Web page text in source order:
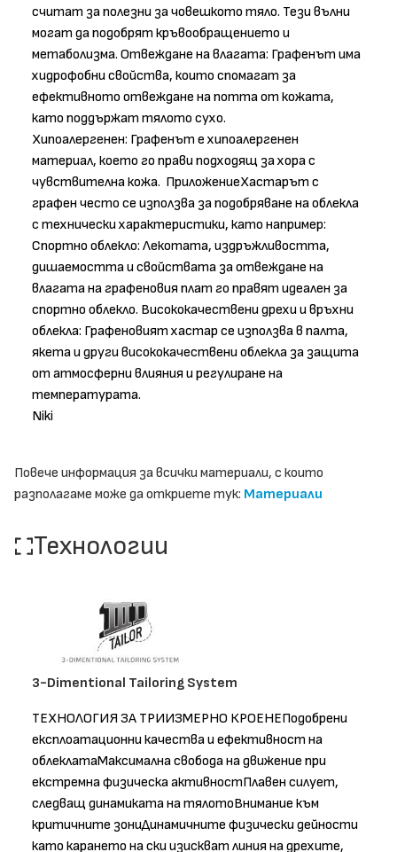
считат за полезни за човешкото тяло. Тези вълни
могат да подобрят кръвообращението и
метаболизма. Отвеждане на влагата: Графенът има
хидрофобни свойства, които спомагат за
ефективното отвеждане на потта от кожата,
като поддържат тялото сухо.
Хипоалергенен: Графенът е хипоалергенен
материал, което го прави подходящ за хора с
чувствителна кожа. ПриложениеХастарът с
графен често се използва за подобряване на облекла
с технически характеристики, като например:
Спортно облекло: Лекотата, издръжливостта,
дишаемостта и свойствата за отвеждане на
влагата на графеновия плат го правят идеален за
спортно облекло. Висококачествени дрехи и връхни
облекла: Графеновият хастар се използва в палта,
якета и други висококачествени облекла за защита
от атмосферни влияния и регулиране на
температурата.
Niki
Повече информация за всички материали, с които
разполагаме може да откриете тук: Материали
Технологии
3-Dimentional Tailoring System
ТЕХНОЛОГИЯ ЗА ТРИИЗМЕРНО КРОЕНЕПодобрени
експлоатационни качества и ефективност на
облеклатаМаксимална свобода на движение при
екстремна физическа активностПлавен силует,
следващ динамиката на тялотоВнимание към
критичните зониДинамичните физически дейности
като карането на ски изискват линия на дрехите,